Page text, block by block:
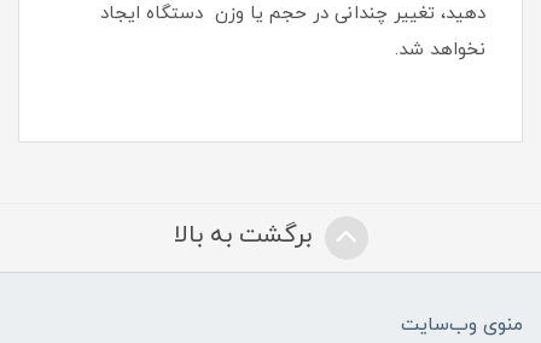
دهید، تغییر چندانی در حجم یا وزن دستگاه ایجاد
نخواهد شد‏.‏
برگشت به بالا
منوی وب‌سایت